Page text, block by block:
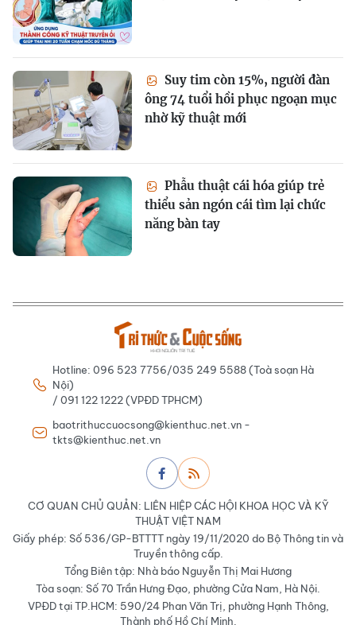
Suy tim còn 15%, người đàn
ông 74 tuổi hồi phục ngoạn mục
nhờ kỹ thuật mới
Phẫu thuật cái hóa giúp trẻ
thiểu sản ngón cái tìm lại chức
năng bàn tay
Hotline: 096 523 7756/035 249 5588 (Toà soạn Hà
Nội)
/ 091 122 1222 (VPĐD TPHCM)
baotrithuccuocsong@kienthuc.net.vn -
tkts@kienthuc.net.vn
CƠ QUAN CHỦ QUẢN: LIÊN HIỆP CÁC HỘI KHOA HỌC VÀ KỸ
THUẬT VIỆT NAM
Giấy phép: Số 536/GP-BTTTT ngày 19/11/2020 do Bộ Thông tin và
Truyền thông cấp.
Tổng Biên tập: Nhà báo Nguyễn Thị Mai Hương
Tòa soạn: Số 70 Trần Hưng Đạo, phường Cửa Nam, Hà Nội.
VPĐD tại TP.HCM: 590/24 Phan Văn Trị, phường Hạnh Thông,
Thành phố Hồ Chí Minh.